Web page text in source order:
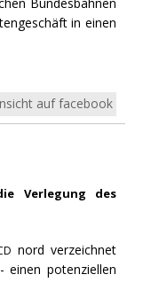
in einen
auf facebook
Verlegung des
nord verzeichnet
einen potenziellen